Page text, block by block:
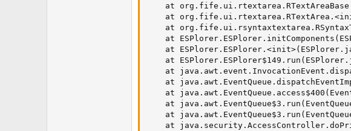
at
at
at
at
at
at
at
at
at
at
at
at